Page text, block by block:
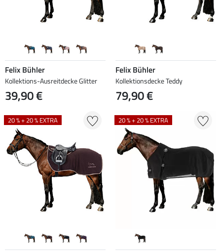
Felix Bühler
Kollektions-Ausreitdecke Glitter
39,90 €
Felix Bühler
Kollektionsdecke Teddy
79,90 €
20 % + 20 % EXTRA 20 % + 20 % EXTRA